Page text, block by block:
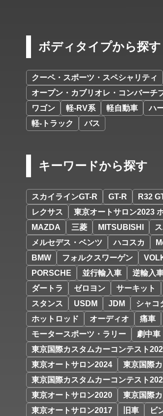
ボディタイプから探す
クーペ・スポーツ・スペシャリティ
オープン・カブリオレ・コンバーチ
ワゴン
軽-RV系 軽自動車 ハ
軽-トラック
バス
キーワードから探す
スカイラインGT-R GT-R R32
レクサス
東京オートサロン2023
MAZDA
三菱 MITSUBISHI
メルセデス・ベンツ
ハコスカ
BMW
フォルクスワーゲン
PORSCHE
並行輸入車 逆輸入
ダートラ
ゼロヨン サーキット
スタンス
USDM JDM シャコ
ホットロッド
オーディオ 痛車
モータースポーツ・ラリー
劇中車
東京国際カスタムカーコンテスト
東京オートサロン2024
東京国際
東京国際カスタムカーコンテスト
東京オートサロン2020
東京国際
東京オートサロン2017
旧車 ビ